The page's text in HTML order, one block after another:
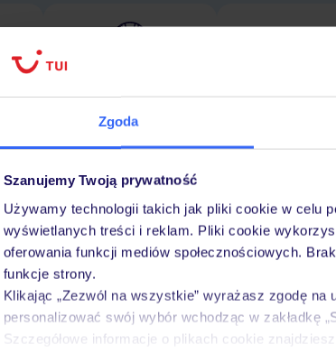
Zgoda
Szanujemy Twoją prywatność
Używamy technologii takich jak pliki cookie w celu
wyświetlanych treści i reklam. Pliki cookie
oferowania funkcji mediów społecznościowych.
funkcje strony.
Klikając „Zezwól na wszystkie” wyrażasz zgodę
personalizować swój wybór wchodząc w zakładkę
Szczegółowe informacje o plikach cookie
Największe biuro podróży
Hotel Opinie
łóżeczka dla dzieci: w cenie basen dla dzieci
lat, w cenie
pokój gier i zabaw plac zabaw
17 lat, lipiec - sierpień, w cenie